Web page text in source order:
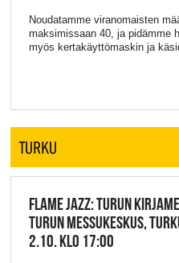
Noudatamme viranomaisten
maksimissaan 40, ja pidämme
myös kertakäyttömaskin ja
TURKU
FLAME JAZZ: TURUN
TURUN MESSUKESKUS,
2.10. KLO 17:00